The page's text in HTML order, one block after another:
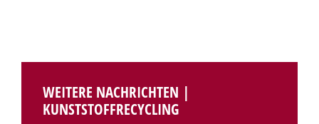
WEITERE NACHRICHTEN |
KUNSTSTOFFRECYCLING